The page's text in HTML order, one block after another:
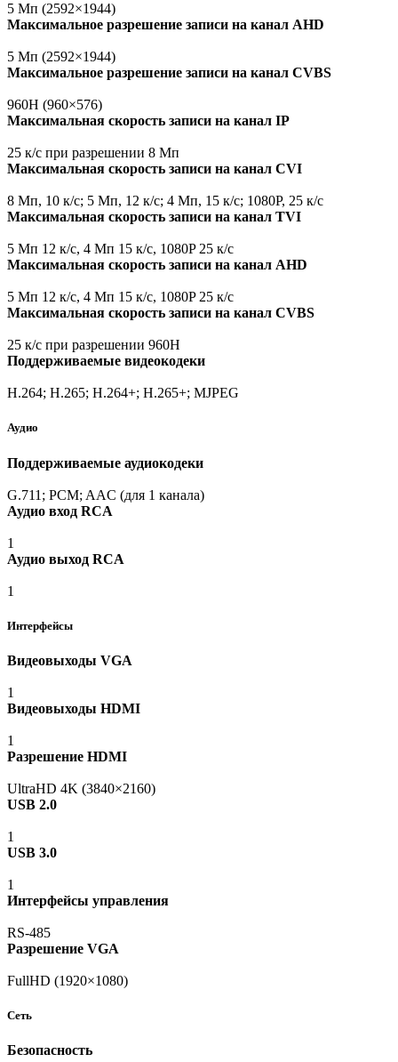
5 Мп (2592×1944)
Максимальное разрешение записи на канал AHD
5 Мп (2592×1944)
Максимальное разрешение записи на канал CVBS
960H (960×576)
Максимальная скорость записи на канал IP
25 к/с при разрешении 8 Мп
Максимальная скорость записи на канал CVI
8 Мп, 10 к/с; 5 Мп, 12 к/с; 4 Мп, 15 к/с; 1080Р, 25 к/с
Максимальная скорость записи на канал TVI
5 Мп 12 к/с, 4 Мп 15 к/с, 1080P 25 к/с
Максимальная скорость записи на канал AHD
5 Мп 12 к/с, 4 Мп 15 к/с, 1080P 25 к/с
Максимальная скорость записи на канал CVBS
25 к/с при разрешении 960H
Поддерживаемые видеокодеки
H.264; H.265; H.264+; H.265+; MJPEG
Аудио
Поддерживаемые аудиокодеки
G.711; PCM; AAC (для 1 канала)
Аудио вход RCA
1
Аудио выход RCA
1
Интерфейсы
Видеовыходы VGA
1
Видеовыходы HDMI
1
Разрешение HDMI
UltraHD 4K (3840×2160)
USB 2.0
1
USB 3.0
1
Интерфейсы управления
RS-485
Разрешение VGA
FullHD (1920×1080)
Сеть
Безопасность